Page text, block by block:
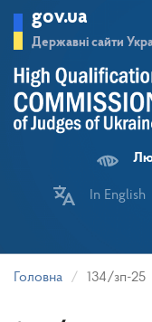
основного
матеріалу
gov.ua
Державні сайти
In English
Головна 134/зп-25